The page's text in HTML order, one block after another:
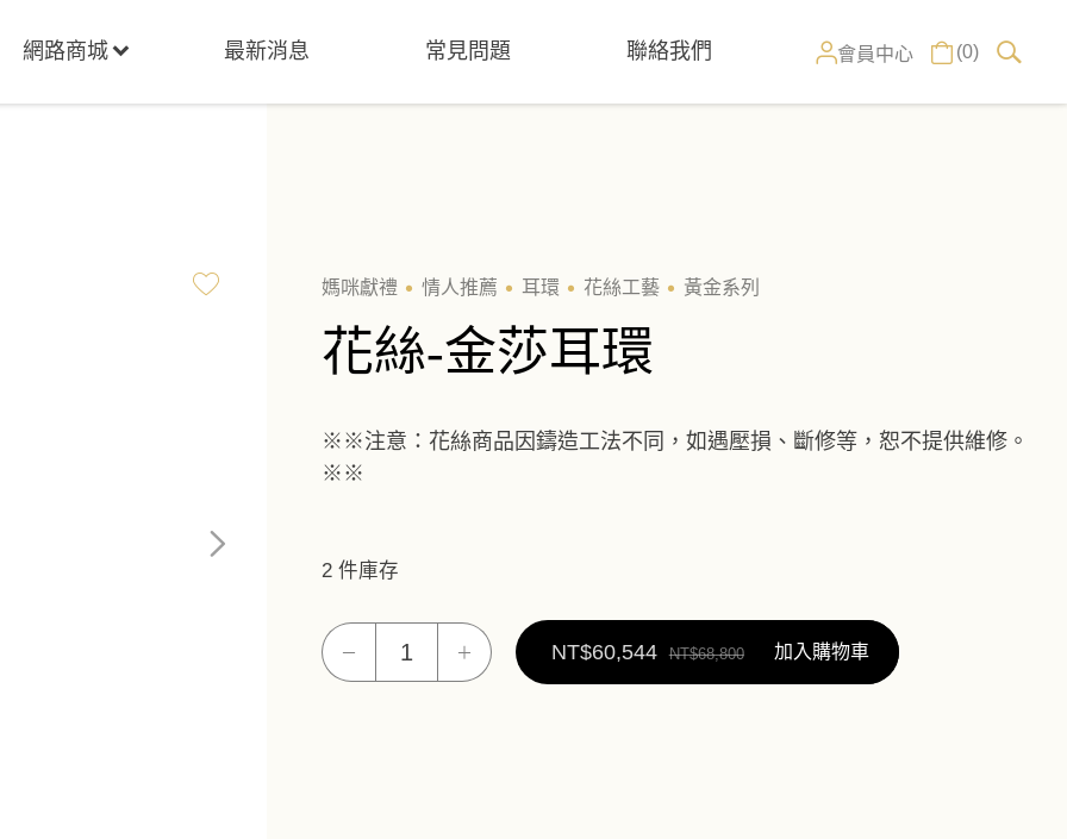
網路商城 最新消息 常見問題 聯絡我們 會員中心 (0)
媽咪獻禮 情人推薦 耳環 花絲工藝 黃金系列
花絲-金莎耳環
※※注意：花絲商品因鑄造工法不同，如遇壓損、斷修等，恕不提供維修。
※※
2 件庫存
－ ＋ NT$60,544 NT$68,800 加入購物車